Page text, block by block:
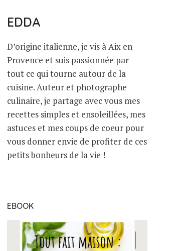
EDDA
D’origine italienne, je vis à Aix en
Provence et suis passionnée par
tout ce qui tourne autour de la
cuisine. Auteur et photographe
culinaire, je partage avec vous mes
recettes simples et ensoleillées, mes
astuces et mes coups de coeur pour
vous donner envie de profiter de ces
petits bonheurs de la vie !
EBOOK